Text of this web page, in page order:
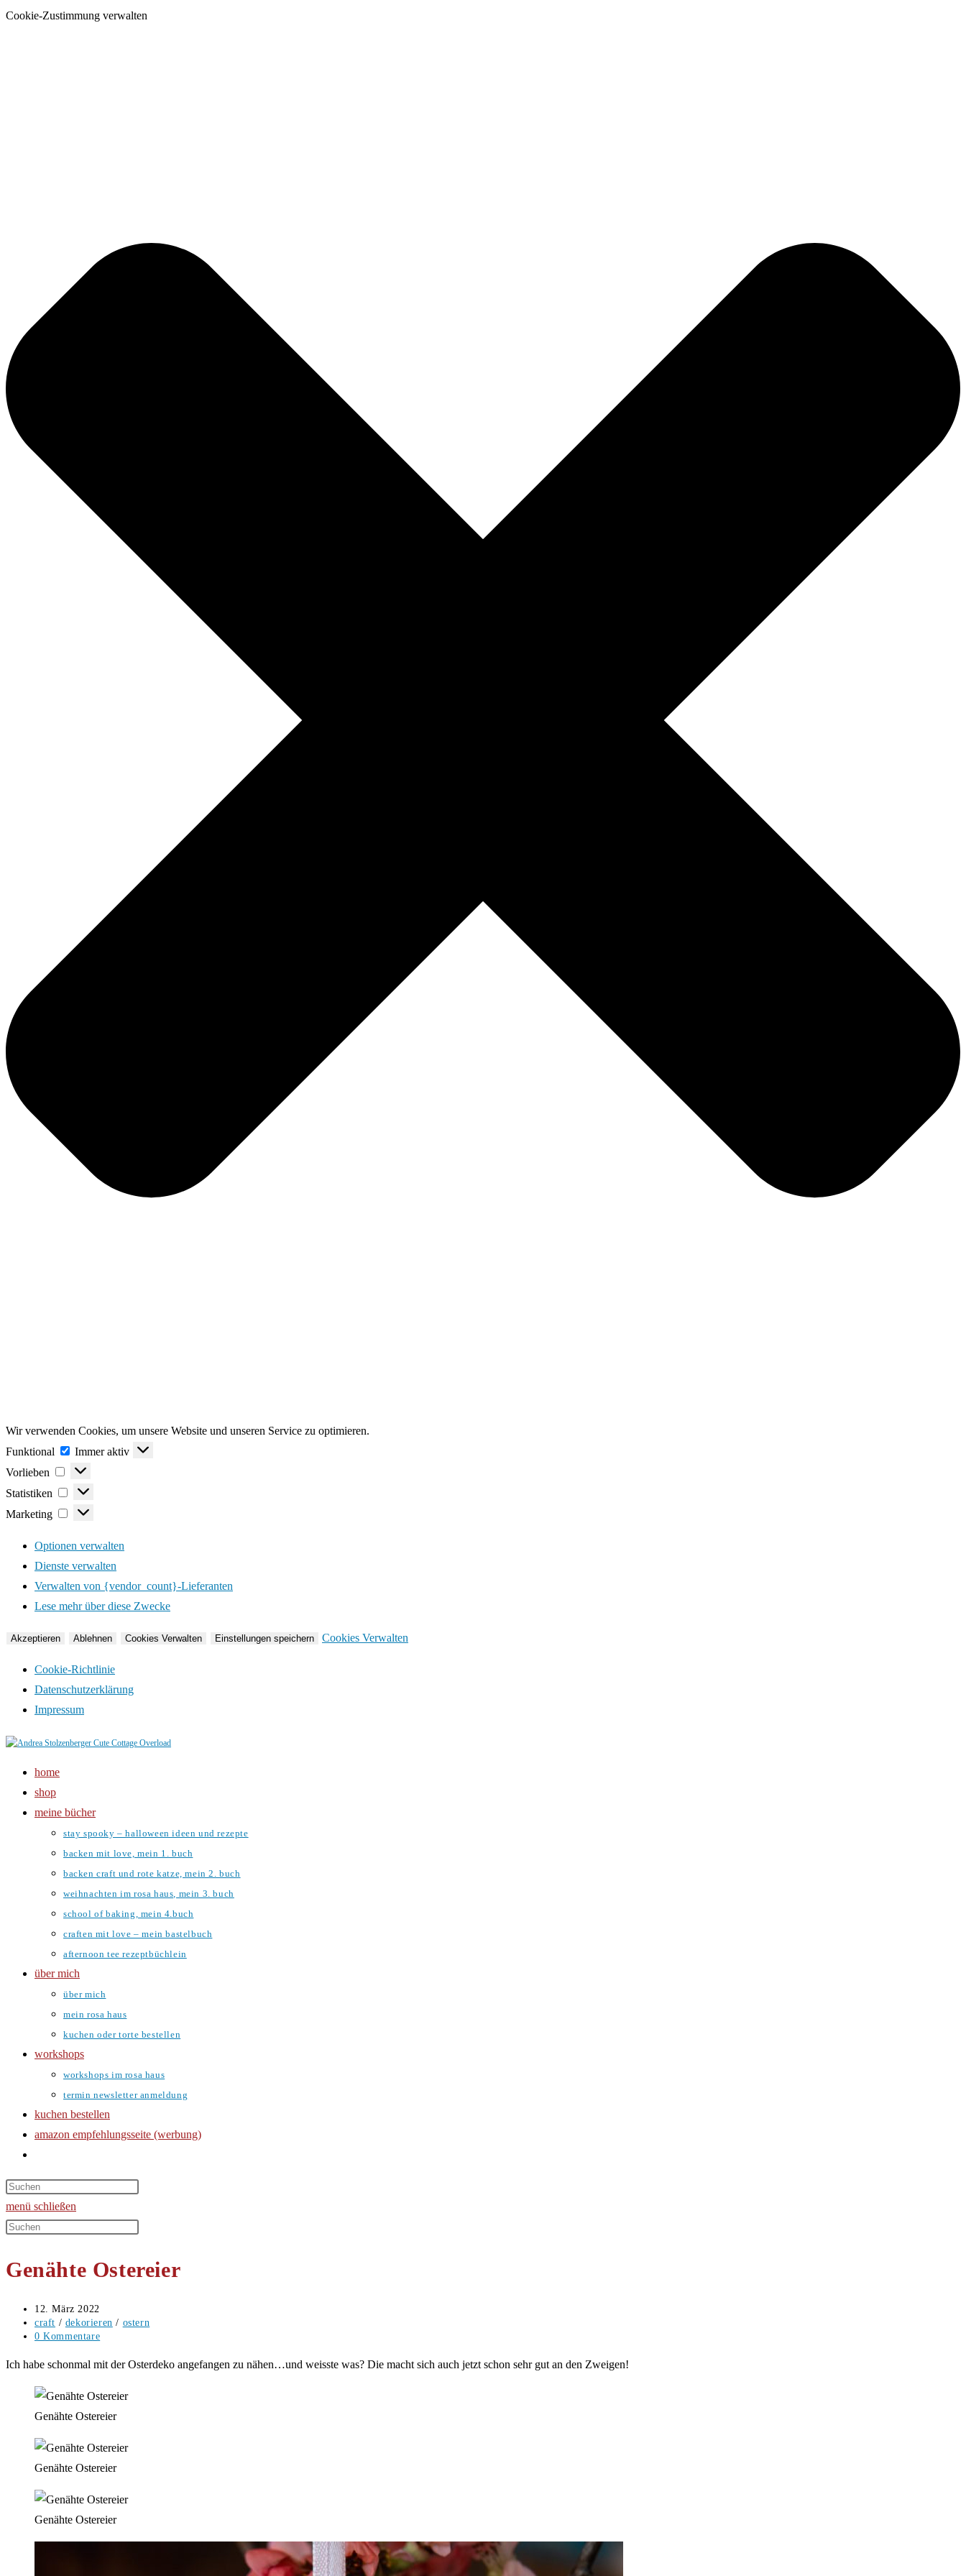
Cookie-Zustimmung verwalten
Wir verwenden Cookies, um unsere Website und unseren Service zu optimieren.
Funktional
Funktional
Immer aktiv
Vorlieben
Vorlieben
Statistiken
Statistiken
Marketing
Marketing
Optionen verwalten
Dienste verwalten
Verwalten von {vendor_count}-Lieferanten
Lese mehr über diese Zwecke
Akzeptieren Ablehnen Cookies Verwalten Einstellungen speichern Cookies Verwalten
Cookie-Richtlinie
Datenschutzerklärung
Impressum
Zum
springen
home
shop
meine bücher
stay spooky – halloween ideen und rezepte
backen mit love, mein 1. buch
backen craft und rote katze, mein 2. buch
weihnachten im rosa haus, mein 3. buch
school of baking, mein 4.buch
craften mit love – mein bastelbuch
afternoon tee rezeptbüchlein
über mich
über mich
mein rosa haus
kuchen oder torte bestellen
workshops
workshops im rosa haus
termin newsletter anmeldung
kuchen bestellen
amazon empfehlungsseite (werbung)
umschalten
menü schließen
Diese
durchsuchen
Genähte Ostereier
Beitrag
veröffentlicht:
12. März 2022
Beitrags-
Kategorie:
craft / dekorieren / ostern
Beitrags-
0 Kommentare
Ich habe schonmal mit der Osterdeko angefangen zu nähen…und weisste was? Die macht sich auch jetzt schon sehr gut an den Zweigen!
Genähte Ostereier
Genähte Ostereier
Genähte Ostereier